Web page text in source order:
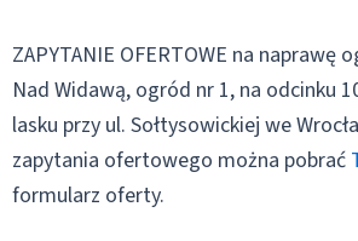
ZAPYTANIE OFERTOWE na naprawę
Nad Widawą, ogród nr 1, na odcinku
lasku przy ul. Sołtysowickiej we
zapytania ofertowego można pobrać
formularz oferty.